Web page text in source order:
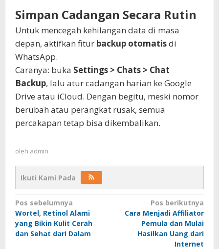
Simpan Cadangan Secara Rutin
Untuk mencegah kehilangan data di masa
depan, aktifkan fitur backup otomatisdi
WhatsApp.
Caranya: buka Settings > Chats > Chat
Backup, lalu atur cadangan harian ke Google
Drive atau iCloud. Dengan begitu, meski nomor
berubah atau perangkat rusak, semua
percakapan tetap bisa dikembalikan.
oleh admin
Ikuti Kami Pada
Navigasi
pos
Pos sebelumnya
Wortel, Retinol Alami
yang Bikin Kulit Cerah
dan Sehat dari Dalam
Pos berikutnya
Cara Menjadi Affiliator
Pemula dan Mulai
Hasilkan Uang dari
Internet